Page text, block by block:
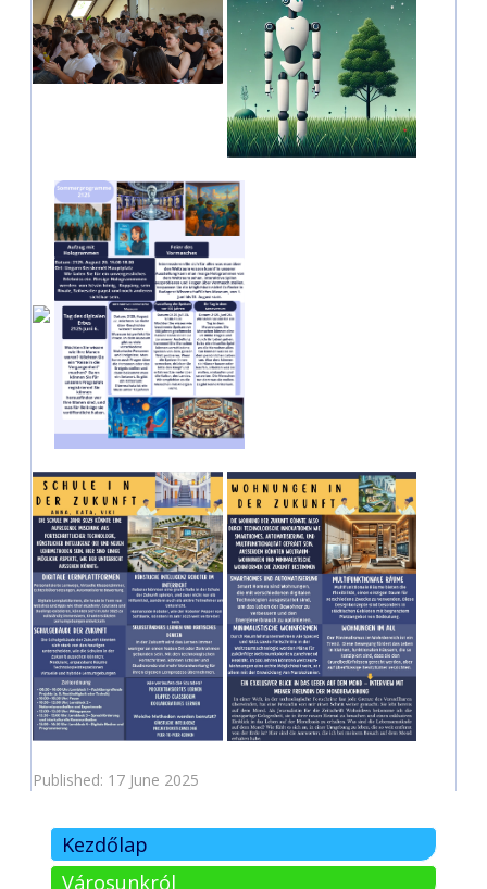
Published: 17 June 2025
Kezdőlap
Városunkról